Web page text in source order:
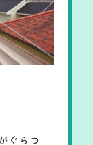
ぐらつ